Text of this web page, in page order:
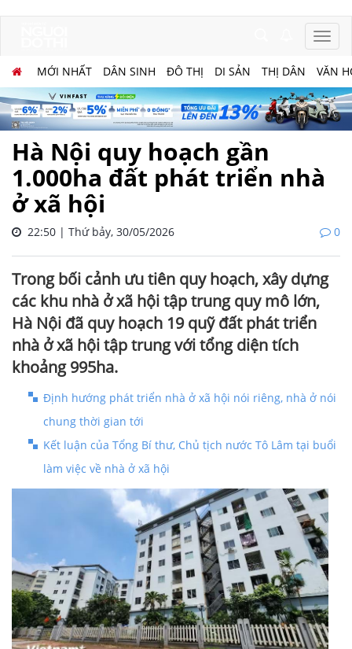
MỚI NHẤT DÂN SINH ĐÔ THỊ DI SẢN THỊ DÂN VĂN
Hà Nội quy hoạch gần
1.000ha đất phát triển nhà
ở xã hội
22:50 | Thứ bảy, 30/05/2026 0
Trong bối cảnh ưu tiên quy hoạch, xây dựng
các khu nhà ở xã hội tập trung quy mô lớn,
Hà Nội đã quy hoạch 19 quỹ đất phát triển
nhà ở xã hội tập trung với tổng diện tích
khoảng 995ha.
Định hướng phát triển nhà ở xã hội nói riêng, nhà ở nói
chung thời gian tới
Kết luận của Tổng Bí thư, Chủ tịch nước Tô Lâm tại buổi
làm việc về nhà ở xã hội